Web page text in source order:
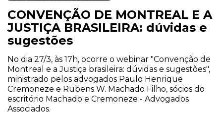
CONVENÇÃO DE MONTREAL E A
JUSTIÇA BRASILEIRA: dúvidas e
sugestões
No dia 27/3, às 17h, ocorre o webinar "Convenção de
Montreal e a Justiça brasileira: dúvidas e sugestões",
ministrado pelos advogados Paulo Henrique
Cremoneze e Rubens W. Machado Filho, sócios do
escritório Machado e Cremoneze - Advogados
Associados.